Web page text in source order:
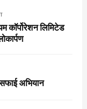
कॉर्पोरेशन लिमिटेड
अभियान